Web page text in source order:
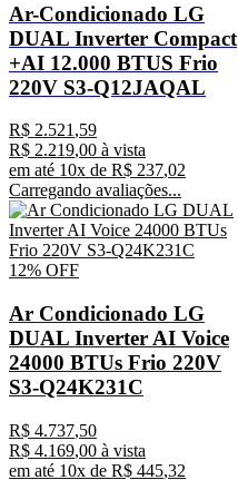
Ar-Condicionado LG
DUAL Inverter Compact
+AI 12.000 BTUS Frio
220V S3-Q12JAQAL
R$ 2.521,59
R$ 2.219,00 à vista
em até 10x de R$ 237,02
Carregando avaliações...
12% OFF
Ar Condicionado LG
DUAL Inverter AI Voice
24000 BTUs Frio 220V
S3-Q24K231C
R$ 4.737,50
R$ 4.169,00 à vista
em até 10x de R$ 445,32